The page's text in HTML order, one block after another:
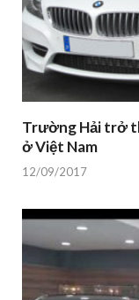
Trường Hải trở
ở Việt Nam
12/09/2017